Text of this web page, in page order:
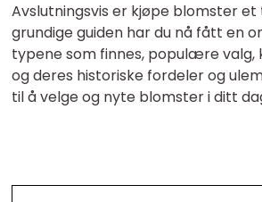
Avslutningsvis er kjøpe blomster
grundige guiden har du nå fått en
typene som finnes, populære
og deres historiske fordeler og
til å velge og nyte blomster i ditt